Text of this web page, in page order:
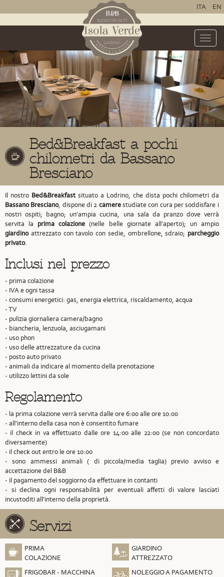
ITA EN
Toggle
Bed&Breakfast a pochi
chilometri da Bassano
Bresciano
Il nostro Bed&Breakfast situato a Lodrino, che dista pochi chilometri da
Bassano Bresciano, dispone di 2 camerestudiate con cura per soddisfare i
nostri ospiti; bagno; un'ampia cucina, una sala da pranzo dove verrà
servita la prima colazione (nelle belle giornate all'aperto); un ampio
giardinoattrezzato con tavolo con sedie, ombrellone, sdraio; parcheggio
privato.
Inclusi nel prezzo
- prima colazione
- IVA e ogni tassa
- consumi energetici: gas, energia elettrica, riscaldamento, acqua
- TV
- pulizia giornaliera camera/bagno
- biancheria, lenzuola, asciugamani
- uso phon
- uso delle attrezzature da cucina
- posto auto privato
- animali da indicare al momento della prenotazione
- utilizzo lettini da sole
Regolamento
- la prima colazione verrà servita dalle ore 6:00 alle ore 10:00
- all'interno della casa non è consentito fumare
- il check in va effettuato dalle ore 14:00 alle 22:00 (se non concordato
diversamente)
- il check out entro le ore 10:00
- sono ammessi animali ( di piccola/media taglia) previo avviso e
accettazione del B&B
- il pagamento del soggiorno da effettuare in contanti
- si declina ogni responsabilità per eventuali affetti di valore lasciati
incustoditi all'interno della proprietà.
Servizi
PRIMA
COLAZIONE
FRIGOBAR - MACCHINA
GIARDINO
ATTREZZATO
NOLEGGIO A PAGAMENTO